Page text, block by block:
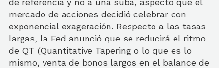
de referencia y no a una suba, aspecto que el
mercado de acciones decidió celebrar con
exponencial exageración. Respecto a las tasas
largas, la Fed anunció que se reducirá el ritmo
de QT (Quantitative Tapering o lo que es lo
mismo, venta de bonos largos en el balance de